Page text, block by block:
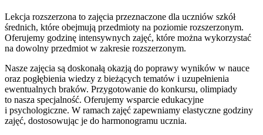
Lekcja rozszerzona to zajęcia przeznaczone dla uczniów szkół
średnich, które obejmują przedmioty na poziomie rozszerzonym.
Oferujemy godzinę intensywnych zajęć, które można wykorzystać
na dowolny przedmiot w zakresie rozszerzonym.
Nasze zajęcia są doskonałą okazją do poprawy wyników w nauce
oraz pogłębienia wiedzy z bieżących tematów i uzupełnienia
ewentualnych braków. Przygotowanie do konkursu, olimpiady
to nasza specjalność. Oferujemy wsparcie edukacyjne
i psychologiczne. W ramach zajęć zapewniamy elastyczne godziny
zajęć, dostosowując je do harmonogramu ucznia.